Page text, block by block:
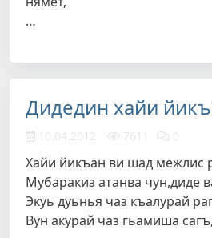
…
Дидедин хайи
10.04.2012 7611 0
Хайи йикъан ви шад межлис
Мубаракиз атанва чун,диде
Экуь дуьнья чаз къалурай
Вун акурай чаз гьамиша